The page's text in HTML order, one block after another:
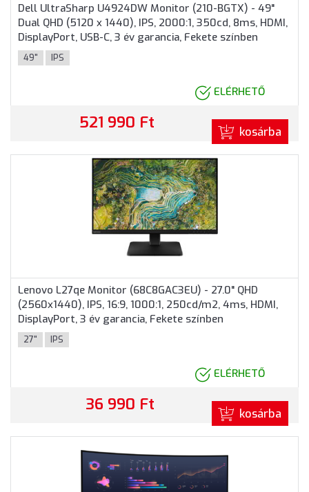
Dell UltraSharp U4924DW Monitor (210-BGTX) - 49"
Dual QHD (5120 x 1440), IPS, 2000:1, 350cd, 8ms, HDMI,
DisplayPort, USB-C, 3 év garancia, Fekete színben
49" IPS
ELÉRHETŐ
521 990 Ft kosárba
Lenovo L27qe Monitor (68C8GAC3EU) - 27.0" QHD
(2560x1440), IPS, 16:9, 1000:1, 250cd/m2, 4ms, HDMI,
DisplayPort, 3 év garancia, Fekete színben
27" IPS
ELÉRHETŐ
36 990 Ft kosárba